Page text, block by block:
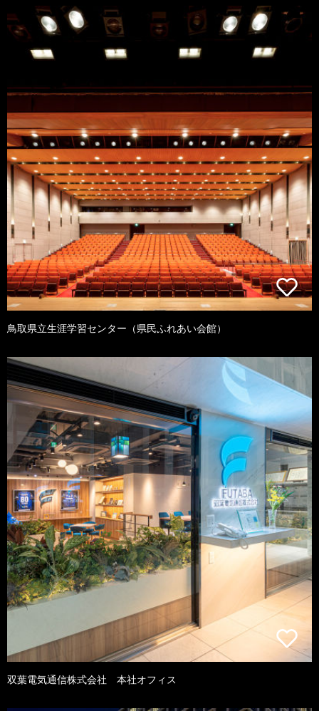
鳥取県立生涯学習センター（県民ふれあい会館）
双葉電気通信株式会社 本社オフィス